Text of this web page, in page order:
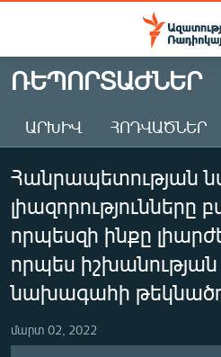
Մատչելիության
Անցնել
հիմնական
Անցնել
հիմնական
մենյուին
Որոնում
ԱԶԱՏՈՒԹՅՈՒՆ TV
ՀԱՅԱՍՏԱՆ
ԸՆՏՐՈՒԹՅՈՒՆՆԵՐ 2026
ԻՐԱՎՈՒՆՔ
ՀԱՍԱՐԱԿՈՒԹՅՈՒՆ
ՏՆՏԵՍՈՒԹՅՈՒՆ
ՌԵՊՈՐՏԱԺՆԵՐ
ԱՐԽԻՎ ՀՈԴՎԱԾՆԵՐ
Հանրապետության
լիազորությունները
որպեսզի ինքը
որպես իշխանության
նախագահի
մարտ 02, 2022